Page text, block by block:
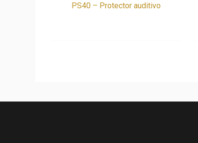
PS40 – Protector auditivo